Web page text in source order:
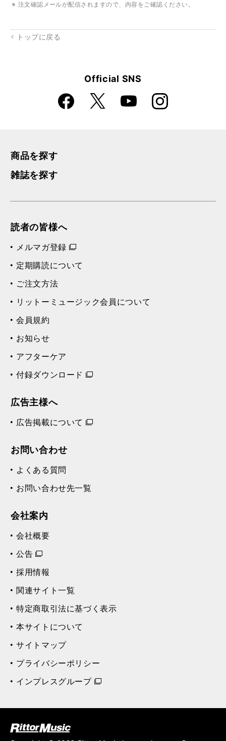
注文確認メールが配信されますので、内容をご確認ください。
トップに戻る
Official SNS
Faceboo
k
X YouTube Instagra
m
商品を探す
雑誌を探す
読者の皆様へ
メルマガ登録
定期購読について
ご注文方法
リットーミュージック会員について
会員規約
お知らせ
アフターケア
付録ダウンロード
広告主様へ
広告掲載について
お問い合わせ
よくある質問
お問い合わせ先一覧
会社案内
会社概要
公告
採用情報
関連サイト一覧
特定商取引法に基づく表示
本サイトについて
サイトマップ
プライバシーポリシー
インプレスグループ
ジック (Rittor Musi